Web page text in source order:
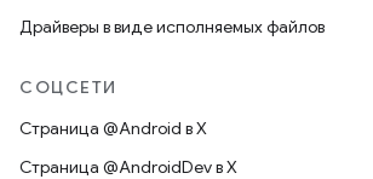
Драйверы в виде исполняемых файлов
СОЦСЕТИ
Страница @Android в X
Страница @AndroidDev в X